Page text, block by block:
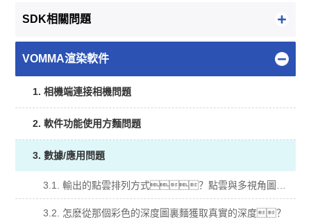
SDK相關問題
VOMMA渲染軟件
1. 相機端連接相機問題
2. 軟件功能使用方麵問題
3. 數據/應用問題
3.1. 輸出的點雲排列方式？點雲與多視角圖的對應關係？
3.2. 怎麽從那個彩色的深度圖裏麵獲取真實的深度？